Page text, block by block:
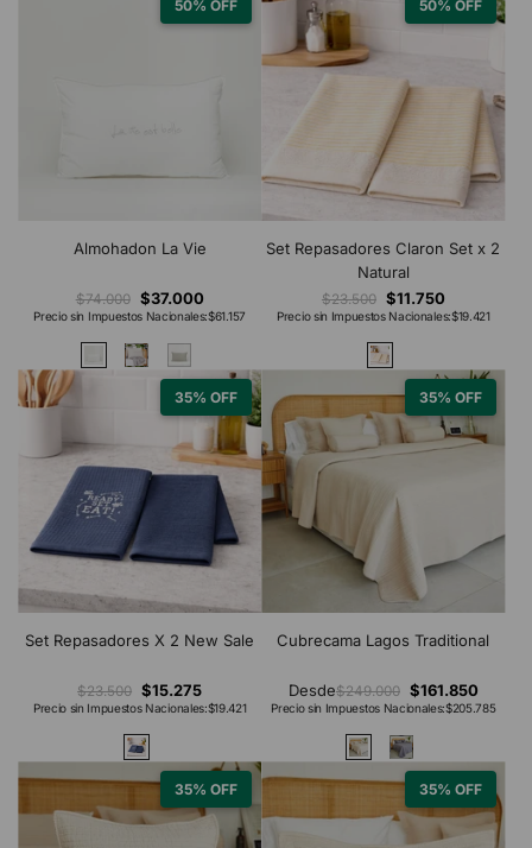
50% OFF
Almohadon La Vie
$74.000 $37.000
Precio sin Impuestos Nacionales:$61.157
50% OFF
Set Repasadores Claron Set x 2
Natural
$23.500 $11.750
Precio sin Impuestos Nacionales:$19.421
35% OFF
Set Repasadores X 2 New Sale
$23.500 $15.275
Precio sin Impuestos Nacionales:$19.421
35% OFF
Cubrecama Lagos Traditional
Desde$249.000 $161.850
Precio sin Impuestos Nacionales:$205.785
35% OFF 35% OFF